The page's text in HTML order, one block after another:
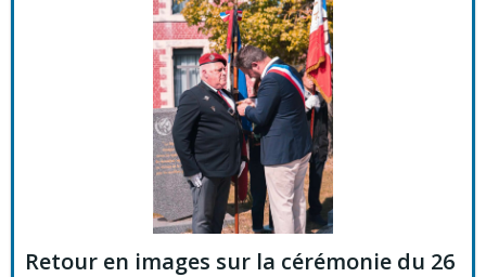
Retour en images sur la cérémonie du 26